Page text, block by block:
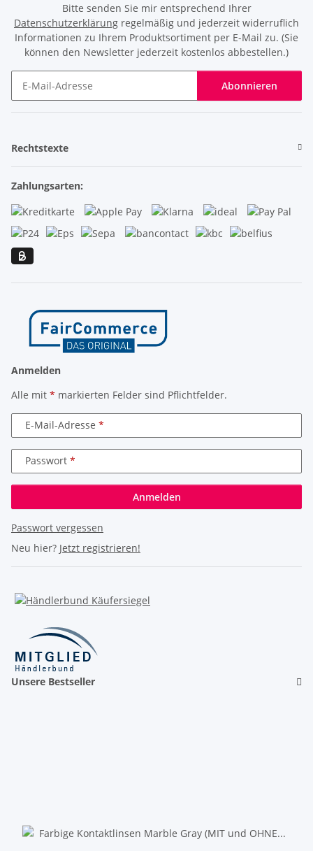
Bitte senden Sie mir entsprechend Ihrer
Datenschutzerklärung regelmäßig und jederzeit widerruflich
Informationen zu Ihrem Produktsortiment per E-Mail zu. (Sie
können den Newsletter jederzeit kostenlos abbestellen.)
Abonnieren
Rechtstexte
Zahlungsarten:
Anmelden
Alle mit * markierten Felder sind Pflichtfelder.
E-Mail-Adresse
Passwort
Anmelden
Passwort vergessen
Neu hier? Jetzt registrieren!
Unsere Bestseller